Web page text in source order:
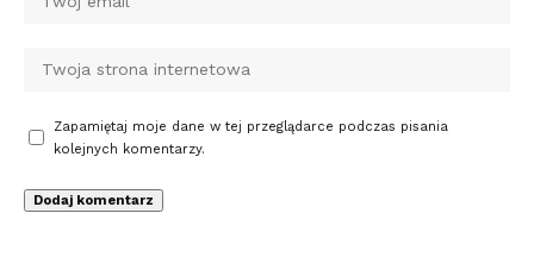
Zapamiętaj moje dane w tej przeglądarce podczas pisania
kolejnych komentarzy.